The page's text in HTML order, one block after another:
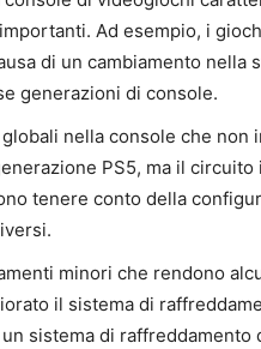
Ad esempio, i
di un cambiamento nella
generazioni di console.
nella console che
PS5, ma il
tenere conto della
minori che rendono
il sistema di
sistema di raffreddamento